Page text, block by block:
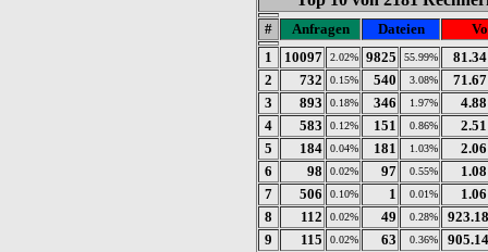
# Anfragen Dateien
1
10097 2.02% 9825 55.99%
2
732 0.15% 540 3.08%
3
893 0.18% 346 1.97%
4
583 0.12% 151 0.86%
5
184 0.04% 181 1.03%
6
98 0.02% 97 0.55%
7
506 0.10% 1 0.01%
8
112 0.02% 49 0.28%
9
115 0.02% 63 0.36%